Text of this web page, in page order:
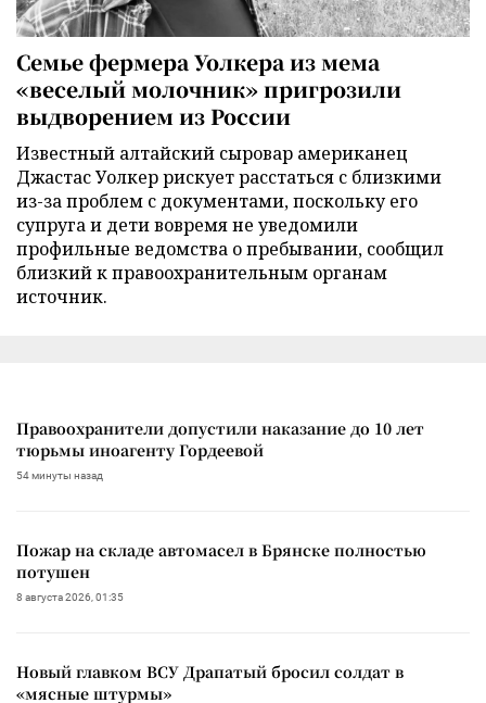
Семье фермера Уолкера из мема
«веселый молочник» пригрозили
выдворением из России
Известный алтайский сыровар американец
Джастас Уолкер рискует расстаться с близкими
из-за проблем с документами, поскольку его
супруга и дети вовремя не уведомили
профильные ведомства о пребывании, сообщил
близкий к правоохранительным органам
источник.
Правоохранители допустили наказание до 10 лет
тюрьмы иноагенту Гордеевой
54 минуты назад
Пожар на складе автомасел в Брянске полностью
потушен
8 августа 2026, 01:35
Новый главком ВСУ Драпатый бросил солдат в
«мясные штурмы»